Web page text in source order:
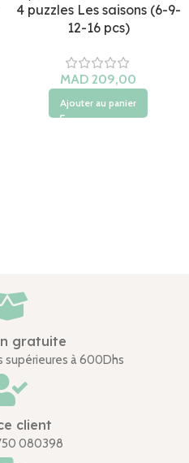
4 puzzles Les saisons (6-9-
12-16 pcs)
Ajouter au panier
gratuite
supérieures à 600Dhs
client
080398